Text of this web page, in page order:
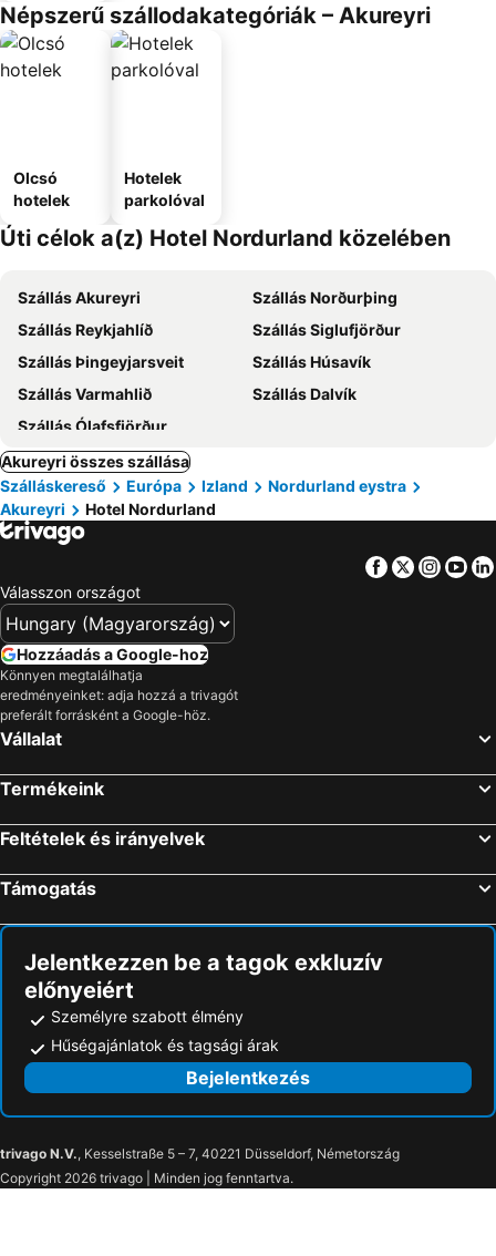
Népszerű szállodakategóriák – Akureyri
Olcsó
hotelek
Hotelek
parkolóval
Úti célok a(z) Hotel Nordurland közelében
Szállás Akureyri
Szállás Norðurþing
Szállás Reykjahlíð
Szállás Siglufjörður
Szállás Þingeyjarsveit
Szállás Húsavík
Szállás Varmahlið
Szállás Dalvík
Szállás Ólafsfjörður
Akureyri összes szállása
Szálláskereső
Európa Izland
Nordurland eystra
Akureyri
Hotel Nordurland
Facebook
Twitter
Válasszon országot
Hozzáadás a Google-hoz
Könnyen megtalálhatja
eredményeinket: adja hozzá a trivagót
preferált forrásként a Google-höz.
Vállalat
Termékeink
Feltételek és irányelvek
Támogatás
Jelentkezzen be a tagok exkluzív
előnyeiért
Személyre szabott élmény
Hűségajánlatok és tagsági árak
Bejelentkezés
trivago N.V., Kesselstraße 5 – 7, 40221 Düsseldorf, Németország
Copyright 2026 trivago | Minden jog fenntartva.